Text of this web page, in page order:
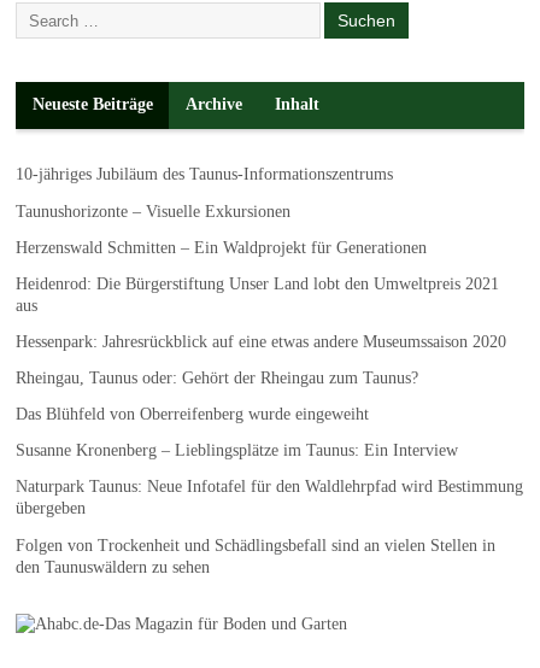
Neueste Beiträge Archive Inhalt
10-jähriges Jubiläum des Taunus-Informationszentrums
Taunushorizonte – Visuelle Exkursionen
Herzenswald Schmitten – Ein Waldprojekt für Generationen
Heidenrod: Die Bürgerstiftung Unser Land lobt den Umweltpreis 2021
aus
Hessenpark: Jahresrückblick auf eine etwas andere Museumssaison 2020
Rheingau, Taunus oder: Gehört der Rheingau zum Taunus?
Das Blühfeld von Oberreifenberg wurde eingeweiht
Susanne Kronenberg – Lieblingsplätze im Taunus: Ein Interview
Naturpark Taunus: Neue Infotafel für den Waldlehrpfad wird Bestimmung
übergeben
Folgen von Trockenheit und Schädlingsbefall sind an vielen Stellen in
den Taunuswäldern zu sehen